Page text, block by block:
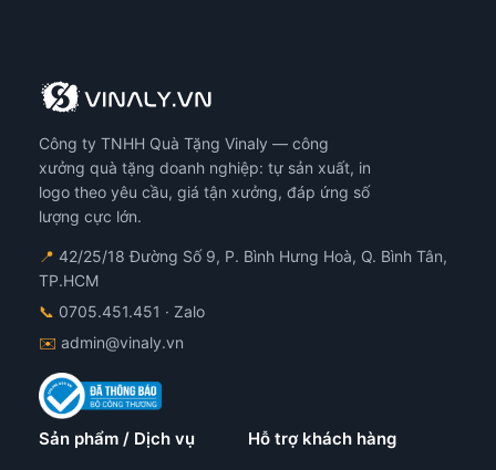
Công ty TNHH Quà Tặng Vinaly — công
xưởng quà tặng doanh nghiệp: tự sản xuất, in
logo theo yêu cầu, giá tận xưởng, đáp ứng số
lượng cực lớn.
📍 42/25/18 Đường Số 9, P. Bình Hưng Hoà, Q. Bình Tân,
TP.HCM
📞 0705.451.451 · Zalo
✉️ admin@vinaly.vn
Sản phẩm / Dịch vụ Hỗ trợ khách hàng